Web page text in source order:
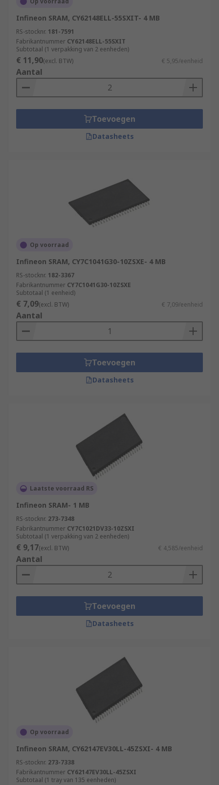
Infineon SRAM, CY62148ELL-55SXIT- 4 MB
RS-stocknr. 181-7591
Fabrikantnummer CY62148ELL-55SXIT
Subtotaal (1 verpakking van 2 eenheden)
€ 11,90(excl. BTW) € 5,95/eenheid
Aantal
Toevoegen
Datasheets
Op voorraad
Infineon SRAM, CY7C1041G30-10ZSXE- 4 MB
RS-stocknr. 182-3367
Fabrikantnummer CY7C1041G30-10ZSXE
Subtotaal (1 eenheid)
€ 7,09(excl. BTW) € 7,09/eenheid
Aantal
Toevoegen
Datasheets
Laatste voorraad RS
Infineon SRAM- 1 MB
RS-stocknr. 273-7348
Fabrikantnummer CY7C1021DV33-10ZSXI
Subtotaal (1 verpakking van 2 eenheden)
€ 9,17(excl. BTW) € 4,585/eenheid
Aantal
Toevoegen
Datasheets
Op voorraad
Infineon SRAM, CY62147EV30LL-45ZSXI- 4 MB
RS-stocknr. 273-7338
Fabrikantnummer CY62147EV30LL-45ZSXI
Subtotaal (1 tray van 135 eenheden)